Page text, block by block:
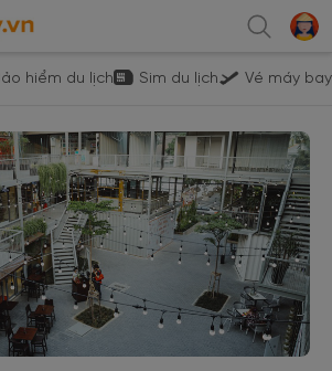
hiểm du lịch Sim du lịch Vé máy bay